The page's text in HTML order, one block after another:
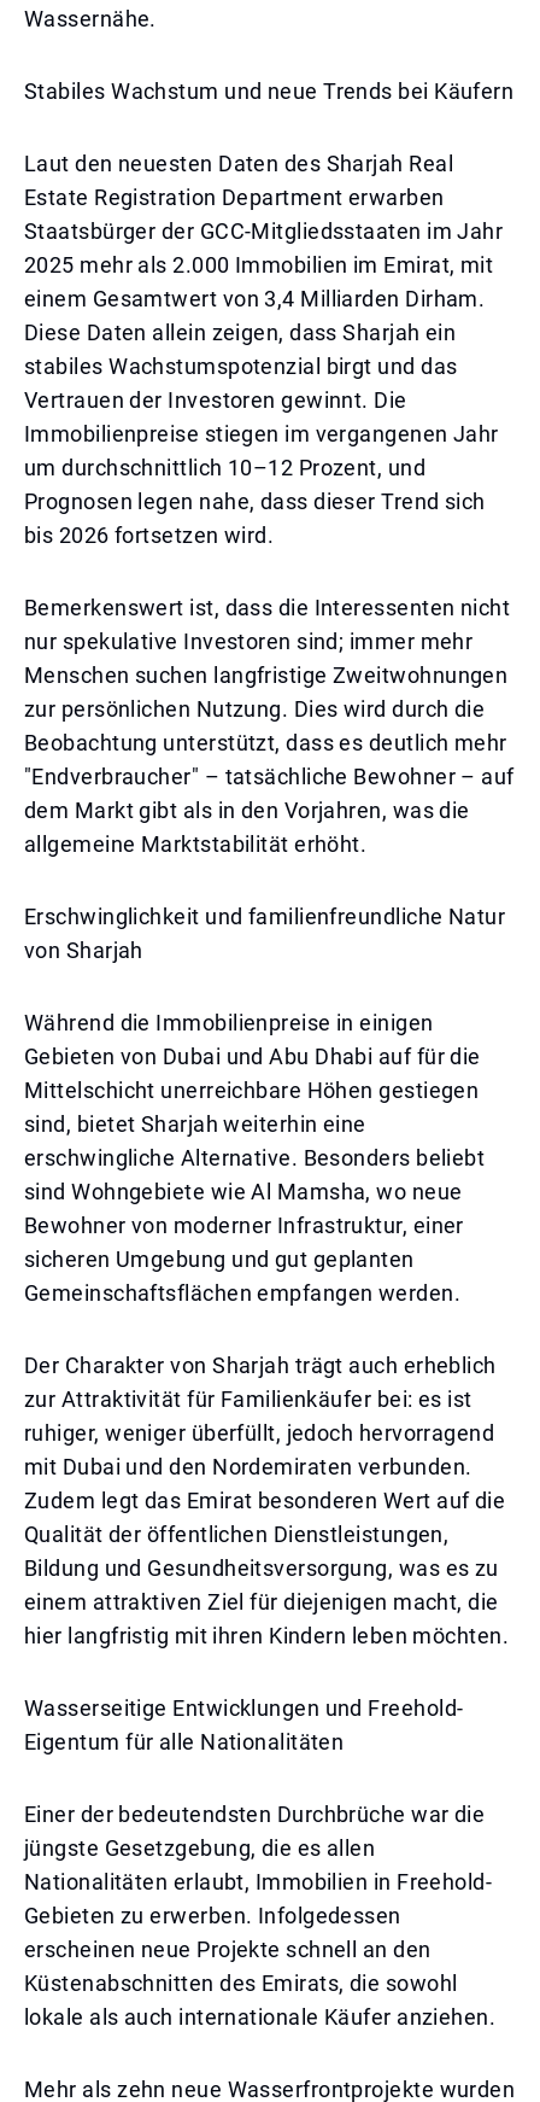
Wassernähe.
Stabiles Wachstum und neue Trends bei Käufern
Laut den neuesten Daten des Sharjah Real
Estate Registration Department erwarben
Staatsbürger der GCC-Mitgliedsstaaten im Jahr
2025 mehr als 2.000 Immobilien im Emirat, mit
einem Gesamtwert von 3,4 Milliarden Dirham.
Diese Daten allein zeigen, dass Sharjah ein
stabiles Wachstumspotenzial birgt und das
Vertrauen der Investoren gewinnt. Die
Immobilienpreise stiegen im vergangenen Jahr
um durchschnittlich 10–12 Prozent, und
Prognosen legen nahe, dass dieser Trend sich
bis 2026 fortsetzen wird.
Bemerkenswert ist, dass die Interessenten nicht
nur spekulative Investoren sind; immer mehr
Menschen suchen langfristige Zweitwohnungen
zur persönlichen Nutzung. Dies wird durch die
Beobachtung unterstützt, dass es deutlich mehr
"Endverbraucher" – tatsächliche Bewohner – auf
dem Markt gibt als in den Vorjahren, was die
allgemeine Marktstabilität erhöht.
Erschwinglichkeit und familienfreundliche Natur
von Sharjah
Während die Immobilienpreise in einigen
Gebieten von Dubai und Abu Dhabi auf für die
Mittelschicht unerreichbare Höhen gestiegen
sind, bietet Sharjah weiterhin eine
erschwingliche Alternative. Besonders beliebt
sind Wohngebiete wie Al Mamsha, wo neue
Bewohner von moderner Infrastruktur, einer
sicheren Umgebung und gut geplanten
Gemeinschaftsflächen empfangen werden.
Der Charakter von Sharjah trägt auch erheblich
zur Attraktivität für Familienkäufer bei: es ist
ruhiger, weniger überfüllt, jedoch hervorragend
mit Dubai und den Nordemiraten verbunden.
Zudem legt das Emirat besonderen Wert auf die
Qualität der öffentlichen Dienstleistungen,
Bildung und Gesundheitsversorgung, was es zu
einem attraktiven Ziel für diejenigen macht, die
hier langfristig mit ihren Kindern leben möchten.
Wasserseitige Entwicklungen und Freehold-
Eigentum für alle Nationalitäten
Einer der bedeutendsten Durchbrüche war die
jüngste Gesetzgebung, die es allen
Nationalitäten erlaubt, Immobilien in Freehold-
Gebieten zu erwerben. Infolgedessen
erscheinen neue Projekte schnell an den
Küstenabschnitten des Emirats, die sowohl
lokale als auch internationale Käufer anziehen.
Mehr als zehn neue Wasserfrontprojekte wurden